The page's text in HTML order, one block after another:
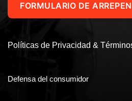
FORMULARIO DE
Políticas de Privacidad &
Defensa del consumidor